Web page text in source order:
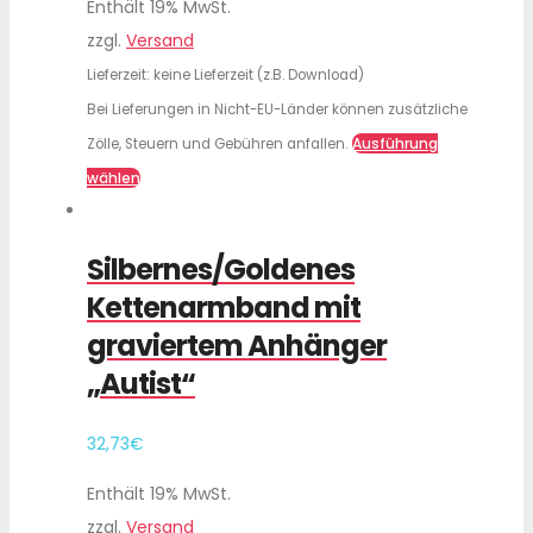
Enthält 19% MwSt.
zzgl. Versand
Lieferzeit: keine Lieferzeit (z.B. Download)
Bei Lieferungen in Nicht-EU-Länder können zusätzliche
Zölle, Steuern und Gebühren anfallen. Ausführung
wählen
Silbernes/Goldenes
Kettenarmband mit
graviertem Anhänger
„Autist“
32,73€
Enthält 19% MwSt.
zzgl. Versand